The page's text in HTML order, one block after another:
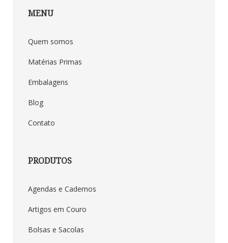
MENU
Quem somos
Matérias Primas
Embalagens
Blog
Contato
PRODUTOS
Agendas e Cadernos
Artigos em Couro
Bolsas e Sacolas
Duna Brindes